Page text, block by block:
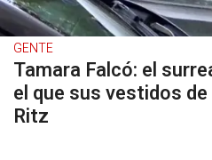
GENTE
Tamara Falcó: el
el que sus vestidos
Ritz